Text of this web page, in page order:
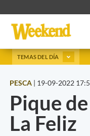
TEMAS DEL DÍA
PESCA | 19-09-2022
Pique
La Feliz